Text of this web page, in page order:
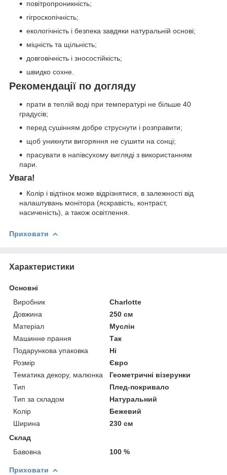
повітропроникність;
гігроскопічність;
екологічність і безпека завдяки натуральній основі;
міцність та щільність;
довговічність і зносостійкість;
швидко сохне.
Рекомендації по догляду
прати в теплій воді при температурі не більше 40
градусів;
перед сушінням добре струснути і розправити;
щоб уникнути вигоряння не сушити на сонці;
прасувати в напівсухому вигляді з використанням
пари.
Увага!
Колір і відтінок може відрізнятися, в залежності від
налаштувань монітора (яскравість, контраст,
насиченість), а також освітлення.
Приховати
Характеристики
Основні
Виробник
Charlotte
Довжина
250 см
Матеріал
Муслін
Машинне прання
Так
Подарункова упаковка
Ні
Розмір
Євро
Тематика декору, малюнка
Геометричні візерунки
Тип
Плед-покривало
Тип за складом
Натуральний
Колір
Бежевий
Ширина
230 см
Склад
Бавовна
100 %
Приховати